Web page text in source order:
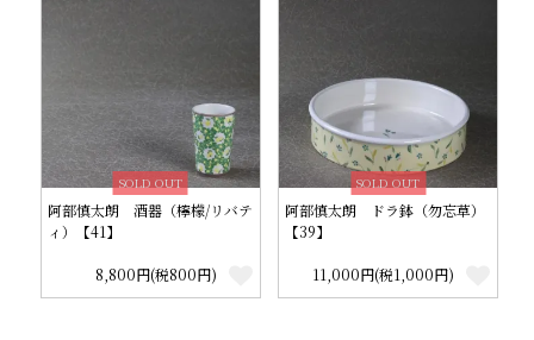
SOLD OUT
阿部慎太朗 酒器（檸檬/リバテ
ィ）【41】
8,800円(税800円)
SOLD OUT
阿部慎太朗 ドラ鉢（勿忘草）
【39】
11,000円(税1,000円)